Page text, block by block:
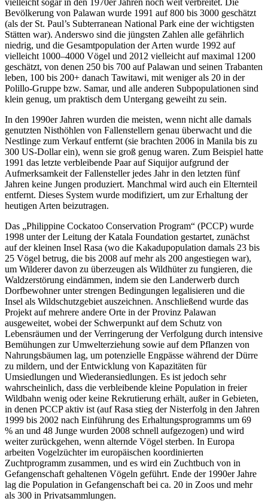
Bevölkerung von Palawan wurde 1991 auf 800 bis 3000 geschätzt
(als der St. Paul’s Subterranean National Park eine der wichtigsten
Stätten war). Anderswo sind die jüngsten Zahlen alle gefährlich
niedrig, und die Gesamtpopulation der Arten wurde 1992 auf
vielleicht 1000–4000 Vögel und 2012 vielleicht auf maximal 1200
geschätzt, von denen 250 bis 700 auf Palawan und seinen Trabanten
leben, 100 bis 200+ danach Tawitawi, mit weniger als 20 in der
Polillo-Gruppe bzw. Samar, und alle anderen Subpopulationen sind
klein genug, um praktisch dem Untergang geweiht zu sein.
In den 1990er Jahren wurden die meisten, wenn nicht alle damals
genutzten Nisthöhlen von Fallenstellern genau überwacht und die
Nestlinge zum Verkauf entfernt (sie brachten 2006 in Manila bis zu
300 US-Dollar ein), wenn sie groß genug waren. Zum Beispiel hatte
1991 das letzte verbleibende Paar auf Siquijor aufgrund der
Aufmerksamkeit der Fallensteller jedes Jahr in den letzten fünf
Jahren keine Jungen produziert. Manchmal wird auch ein Elternteil
entfernt. Dieses System wurde modifiziert, um zur Erhaltung der
heutigen Arten beizutragen.
Das „Philippine Cockatoo Conservation Program“ (PCCP) wurde
1998 unter der Leitung der Katala Foundation gestartet, zunächst
auf der kleinen Insel Rasa (wo die Kakadupopulation damals 23 bis
25 Vögel betrug, die bis 2008 auf mehr als 200 angestiegen war),
um Wilderer davon zu überzeugen als Wildhüter zu fungieren, die
Waldzerstörung eindämmen, indem sie den Landerwerb durch
Dorfbewohner unter strengen Bedingungen legalisieren und die
Insel als Wildschutzgebiet auszeichnen. Anschließend wurde das
Projekt auf mehrere andere Orte in der Provinz Palawan
ausgeweitet, wobei der Schwerpunkt auf dem Schutz von
Lebensräumen und der Verringerung der Verfolgung durch intensive
Bemühungen zur Umwelterziehung sowie auf dem Pflanzen von
Nahrungsbäumen lag, um potenzielle Engpässe während der Dürre
zu mildern, und der Entwicklung von Kapazitäten für
Umsiedlungen und Wiederansiedlungen. Es ist jedoch sehr
wahrscheinlich, dass die verbleibende kleine Population in freier
Wildbahn wenig oder keine Rekrutierung erhält, außer in Gebieten,
in denen PCCP aktiv ist (auf Rasa stieg der Nisterfolg in den Jahren
1999 bis 2002 nach Einführung des Erhaltungsprogramms um 69
% an und 48 Junge wurden 2008 schnell aufgezogen) und wird
weiter zurückgehen, wenn alternde Vögel sterben. In Europa
arbeiten Vogelzüchter im europäischen koordinierten
Zuchtprogramm zusammen, und es wird ein Zuchtbuch von in
Gefangenschaft gehaltenen Vögeln geführt. Ende der 1990er Jahre
lag die Population in Gefangenschaft bei ca. 20 in Zoos und mehr
als 300 in Privatsammlungen.